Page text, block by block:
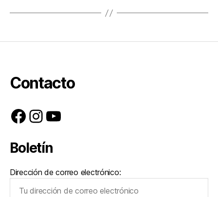
Contacto
Facebook
Instagram
YouTube
Boletín
Dirección de correo electrónico: